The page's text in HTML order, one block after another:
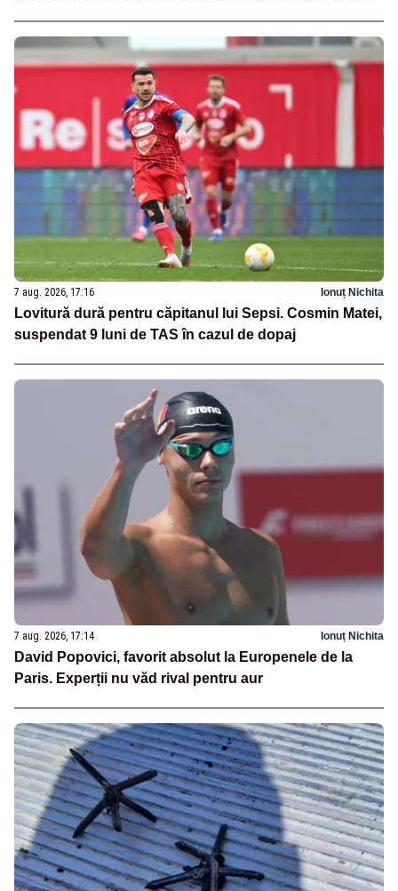
7 aug. 2026, 17:16 Ionuț Nichita
Lovitură dură pentru căpitanul lui Sepsi. Cosmin Matei,
suspendat 9 luni de TAS în cazul de dopaj
7 aug. 2026, 17:14 Ionuț Nichita
David Popovici, favorit absolut la Europenele de la
Paris. Experții nu văd rival pentru aur